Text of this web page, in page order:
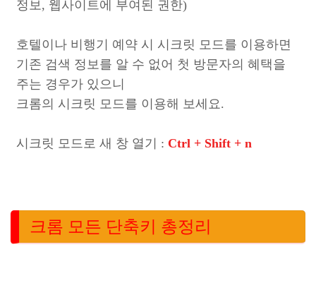
정보, 웹사이트에 부여된 권한)
호텔이나 비행기 예약 시 시크릿 모드를 이용하면
기존 검색 정보를 알 수 없어 첫 방문자의 혜택을
주는 경우가 있으니
크롬의 시크릿 모드를 이용해 보세요.
시크릿 모드로 새 창 열기 : Ctrl + Shift + n
크롬 모든 단축키 총정리